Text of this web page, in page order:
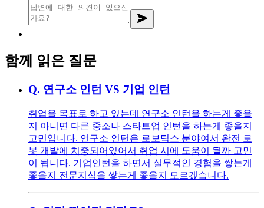
함께 읽은 질문
Q. 연구소 인턴 VS 기업 인턴
취업을 목표로 하고 있는데 연구소 인턴을 하는게 좋을
지 아니면 다른 중소나 스타트업 인턴을 하는게 좋을지
고민입니다. 연구소 인턴은 로보틱스 분야여서 완전 로
봇 개발에 치중되어있어서 취업 시에 도움이 될까 고민
이 됩니다. 기업인턴을 하면서 실무적인 경험을 쌓는게
좋을지 전문지식을 쌓는게 좋을지 모르겠습니다.